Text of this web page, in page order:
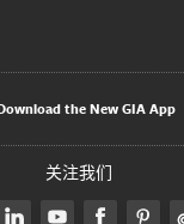
the New GIA App
关注我们